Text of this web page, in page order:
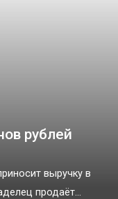
рублей
выручку в
продаёт...